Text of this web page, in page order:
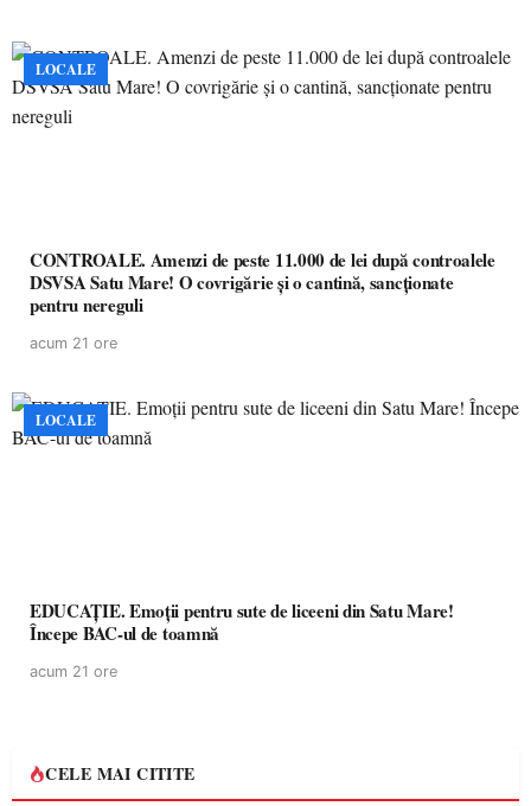
LOCALE
CONTROALE. Amenzi de peste 11.000 de lei după controalele
DSVSA Satu Mare! O covrigărie și o cantină, sancționate
pentru nereguli
acum 21 ore
LOCALE
EDUCAȚIE. Emoții pentru sute de liceeni din Satu Mare!
Începe BAC-ul de toamnă
acum 21 ore
CELE MAI CITITE